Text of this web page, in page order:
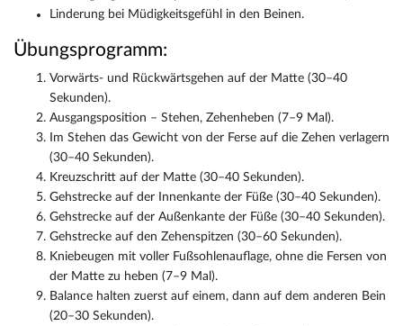
Linderung bei Müdigkeitsgefühl in den Beinen.
Übungsprogramm:
Vorwärts- und Rückwärtsgehen auf der Matte (30–40
Sekunden).
Ausgangsposition – Stehen, Zehenheben (7–9 Mal).
Im Stehen das Gewicht von der Ferse auf die Zehen verlagern
(30–40 Sekunden).
Kreuzschritt auf der Matte (30–40 Sekunden).
Gehstrecke auf der Innenkante der Füße (30–40 Sekunden).
Gehstrecke auf der Außenkante der Füße (30–40 Sekunden).
Gehstrecke auf den Zehenspitzen (30–60 Sekunden).
Kniebeugen mit voller Fußsohlenauflage, ohne die Fersen von
der Matte zu heben (7–9 Mal).
Balance halten zuerst auf einem, dann auf dem anderen Bein
(20–30 Sekunden).